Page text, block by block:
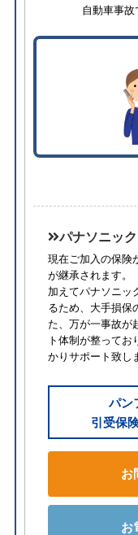
自動車事
パナソニッ
現在ご加入の保険
が継承されます。
加えてパナソニッ
るため、⼤⼿損保
た、万が一事故が
ト体制が整ってお
かりサポート致し
パン
引受保
お
お